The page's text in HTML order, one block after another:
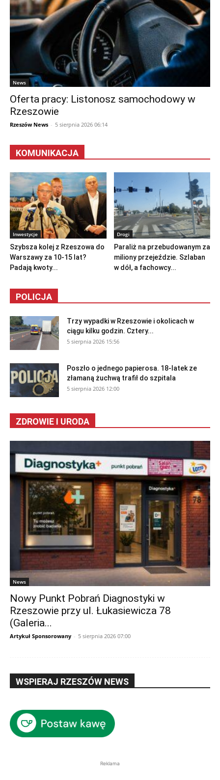
News
Oferta pracy: Listonosz samochodowy w
Rzeszowie
Rzeszów News - 5 sierpnia 2026 06:14
KOMUNIKACJA
Inwestycje
Szybsza kolej z Rzeszowa do
Warszawy za 10-15 lat?
Padają kwoty...
Drogi
Paraliż na przebudowanym za
miliony przejeździe. Szlaban
w dół, a fachowcy...
POLICJA
Trzy wypadki w Rzeszowie i okolicach w
ciągu kilku godzin. Cztery...
5 sierpnia 2026 15:56
Poszło o jednego papierosa. 18-latek ze
złamaną żuchwą trafił do szpitala
5 sierpnia 2026 12:00
ZDROWIE I URODA
News
Nowy Punkt Pobrań Diagnostyki w
Rzeszowie przy ul. Łukasiewicza 78
(Galeria...
Artykuł Sponsorowany - 5 sierpnia 2026 07:00
WSPIERAJ RZESZÓW NEWS
Reklama